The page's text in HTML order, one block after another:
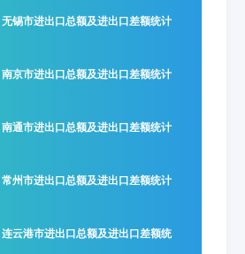
锡市进出口总额及进出口差额统计
京市进出口总额及进出口差额统计
通市进出口总额及进出口差额统计
州市进出口总额及进出口差额统计
云港市进出口总额及进出口差额统